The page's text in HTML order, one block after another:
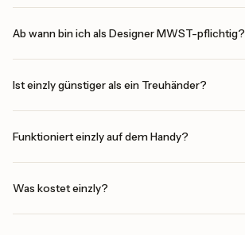
Ab wann bin ich als Designer MWST-pflichtig?
Ist einzly günstiger als ein Treuhänder?
Funktioniert einzly auf dem Handy?
Was kostet einzly?